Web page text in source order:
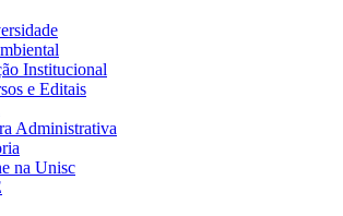
Institucional
e Editais
Administrativa
na Unisc